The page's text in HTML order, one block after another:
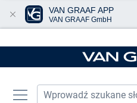
VAN GRAAF APP
VAN GRAAF GmbH